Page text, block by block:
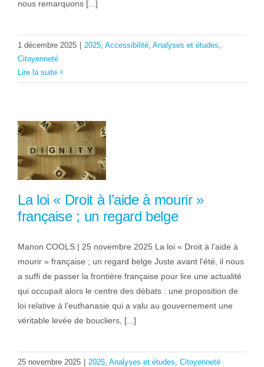
nous remarquons [...]
1 décembre 2025 | 2025 Accessibilité Analyses et études
Citoyenneté
Lire la suite
La loi « Droit à l’aide à mourir »
française ; un regard belge
Manon COOLS | 25 novembre 2025 La loi « Droit à l’aide à
mourir » française ; un regard belge Juste avant l’été, il nous
a suffi de passer la frontière française pour lire une actualité
qui occupait alors le centre des débats : une proposition de
loi relative à l’euthanasie qui a valu au gouvernement une
véritable levée de boucliers, [...]
25 novembre 2025 | 2025 Analyses et études Citoyenneté